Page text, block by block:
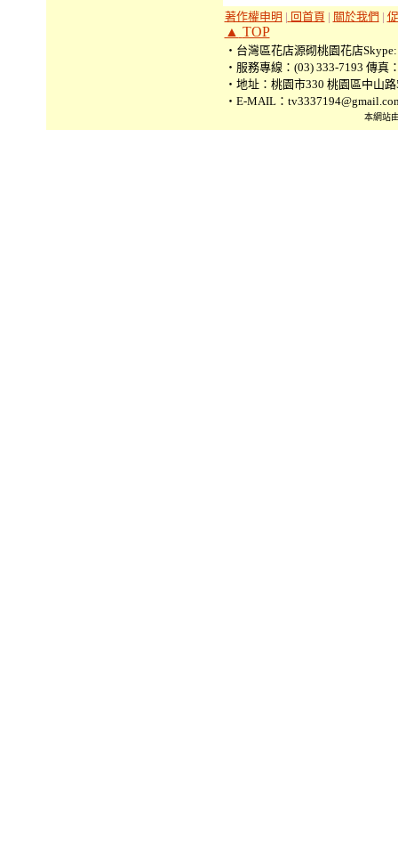
著作權申明 | 回首頁 | 關於我們 |
▲ TOP
‧台灣區花店源砌桃園花店Skype:
‧服務專線：(03) 333-7193 傳真
‧地址：桃園市330 桃園區中山路
‧E-MAIL：
本網站